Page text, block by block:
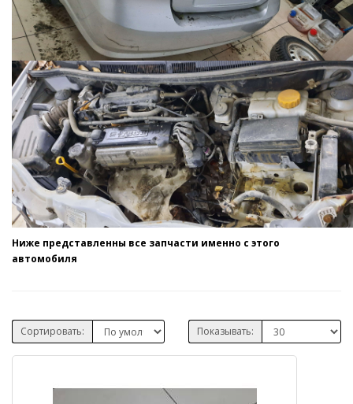
Ниже представленны все запчасти именно с этого
автомобиля
Сортировать: Показывать: